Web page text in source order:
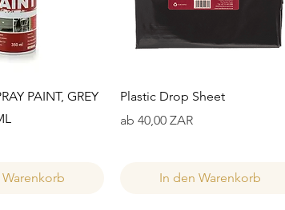
PAINT, GREY
Schnellansicht
Plastic Drop Sheet
ab 40,00 ZAR
Sale-Preis
In den Warenkorb